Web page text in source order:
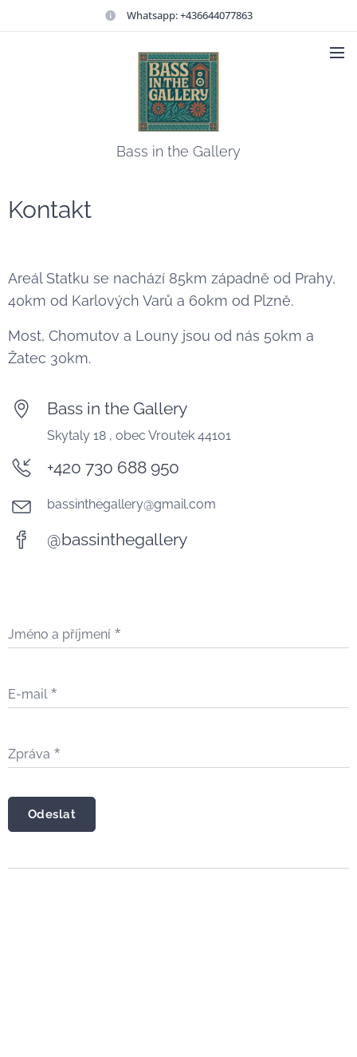
Whatsapp: +436644077863
Bass in the Gallery
Kontakt
Areál Statku se nachází 85km západně od Prahy,
40km od Karlových Varů a 60km od Plzně.
Most, Chomutov a Louny jsou od nás 50km a
Žatec 30km.
Bass in the Gallery
Skytaly 18 , obec Vroutek 44101
+420 730 688 950
bassinthegallery@gmail.com
@bassinthegallery
Jméno a příjmení
E-mail
Zpráva
Odeslat